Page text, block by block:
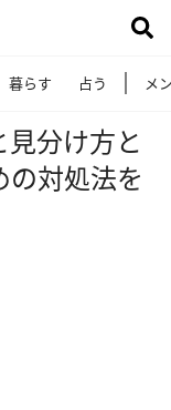
暮らす 占う メ
分け方と
対処法を